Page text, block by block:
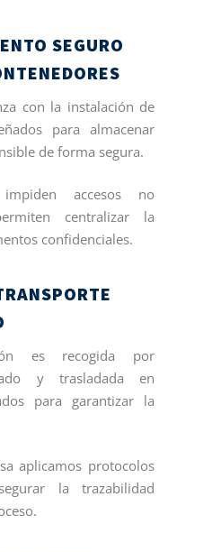
SEGURO
con la instalación de
para almacenar
de forma segura.
accesos no
centralizar la
confidenciales.
es recogida por
y trasladada en
para garantizar la
aplicamos protocolos
la trazabilidad